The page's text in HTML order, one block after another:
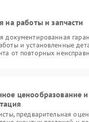
на работы и запчасти
документированная
и установленные
от повторных
ценообразование
предварительная